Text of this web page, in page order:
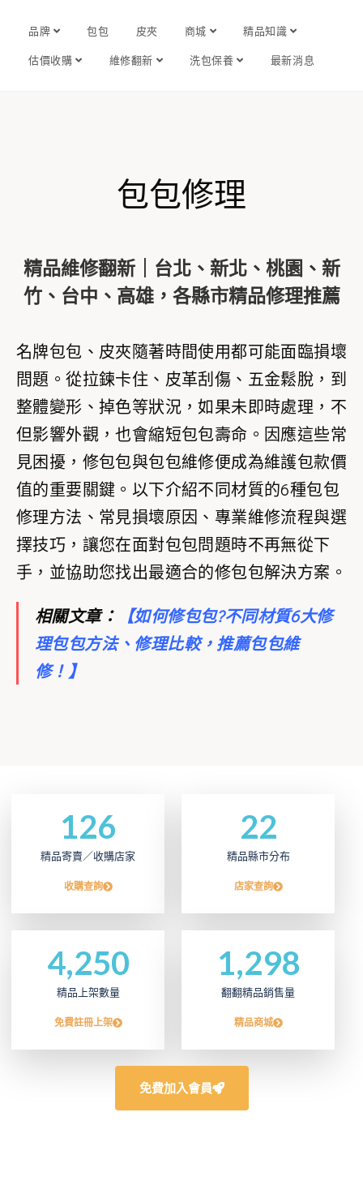
品牌 包包 皮夾 商城 精品知識
估價收購 維修翻新 洗包保養 最新消息
包包修理
精品維修翻新｜台北、新北、桃園、新
竹、台中、高雄，各縣市精品修理推薦
名牌包包、皮夾隨著時間使用都可能面臨損壞
問題。從拉鍊卡住、皮革刮傷、五金鬆脫，到
整體變形、掉色等狀況，如果未即時處理，不
但影響外觀，也會縮短包包壽命。因應這些常
見困擾，修包包與包包維修便成為維護包款價
值的重要關鍵。以下介紹不同材質的6種包包
修理方法、常見損壞原因、專業維修流程與選
擇技巧，讓您在面對包包問題時不再無從下
手，並協助您找出最適合的修包包解決方案。
相關文章： 【如何修包包?不同材質6大修
理包包方法、修理比較，推薦包包維
修！ 】
精品寄賣／收購店家
126
收購查詢
精品縣市分布
22
店家查詢
精品上架數量
4,250
免費註冊上架
翻翻精品銷售量
1,298
精品商城
免費加入會員